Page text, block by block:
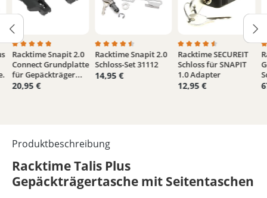
5 Sternenvon 4.5 von 5 Sternen
Durchschnittliche Bewertung von 4.9 von 5 Sternen
Racktime Snapit 2.0
Connect Grundplatte
für Gepäckträger...
20,95 €
Durchschnittliche Bewertung von 4.4 von
Racktime Snapit 2.0
Schloss-Set 31112
14,95 €
Durchschnittliche
Racktime SECUREIT
Schloss für SNAPIT
1.0 Adapter
12,95 €
Produktbeschreibung
Racktime Talis Plus
Gepäckträgertasche mit Seitentaschen